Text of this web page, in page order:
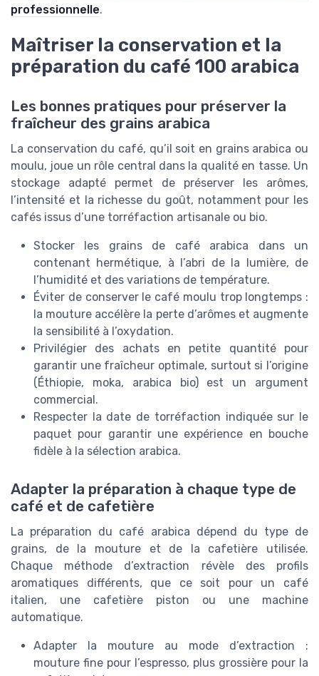
professionnelle.
Maîtriser la conservation et la
préparation du café 100 arabica
Les bonnes pratiques pour préserver la
fraîcheur des grains arabica
La conservation du café, qu’il soit en grains arabica ou
moulu, joue un rôle central dans la qualité en tasse. Un
stockage adapté permet de préserver les arômes,
l’intensité et la richesse du goût, notamment pour les
cafés issus d’une torréfaction artisanale ou bio.
Stocker les grains de café arabica dans un
contenant hermétique, à l’abri de la lumière, de
l’humidité et des variations de température.
Éviter de conserver le café moulu trop longtemps :
la mouture accélère la perte d’arômes et augmente
la sensibilité à l’oxydation.
Privilégier des achats en petite quantité pour
garantir une fraîcheur optimale, surtout si l’origine
(Éthiopie, moka, arabica bio) est un argument
commercial.
Respecter la date de torréfaction indiquée sur le
paquet pour garantir une expérience en bouche
fidèle à la sélection arabica.
Adapter la préparation à chaque type de
café et de cafetière
La préparation du café arabica dépend du type de
grains, de la mouture et de la cafetière utilisée.
Chaque méthode d’extraction révèle des profils
aromatiques différents, que ce soit pour un café
italien, une cafetière piston ou une machine
automatique.
Adapter la mouture au mode d’extraction :
mouture fine pour l’espresso, plus grossière pour la